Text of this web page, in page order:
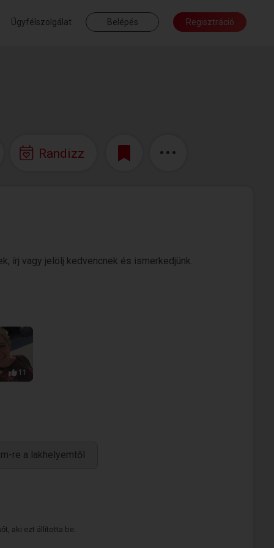
Ügyfélszolgálat Belépés Regisztráció
Randizz
írj vagy jelölj kedvencnek és ismerkedjünk.
11
re a lakhelyemtől
aki ezt állította be.